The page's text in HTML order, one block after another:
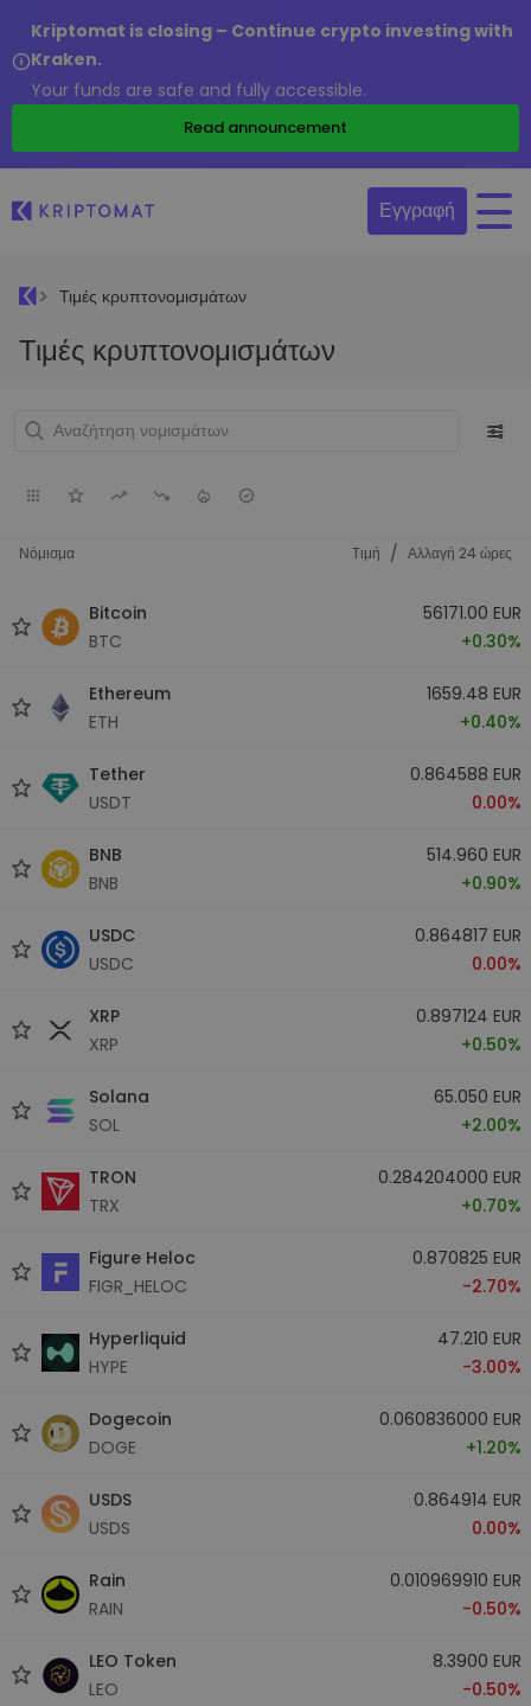
Kriptomat is closing – Continue crypto investing with
Kraken.
Your funds are safe and fully accessible.
Read announcement
Εγγραφή
Τιμές κρυπτονομισμάτων
Τιμές κρυπτονομισμάτων
Νόμισμα Tιμή / Αλλαγή 24 ώρες
Bitcoin
BTC
56171.00 EUR
+0.30%
Ethereum
ETH
1659.48 EUR
+0.40%
Tether
USDT
0.864588 EUR
0.00%
BNB
BNB
514.960 EUR
+0.90%
USDC
USDC
0.864817 EUR
0.00%
XRP
XRP
0.897124 EUR
+0.50%
Solana
SOL
65.050 EUR
+2.00%
TRON
TRX
0.284204000 EUR
+0.70%
Figure Heloc
FIGR_HELOC
0.870825 EUR
-2.70%
Hyperliquid
HYPE
47.210 EUR
-3.00%
Dogecoin
DOGE
0.060836000 EUR
+1.20%
USDS
USDS
0.864914 EUR
0.00%
Rain
RAIN
0.010969910 EUR
-0.50%
LEO Token
LEO
8.3900 EUR
-0.50%